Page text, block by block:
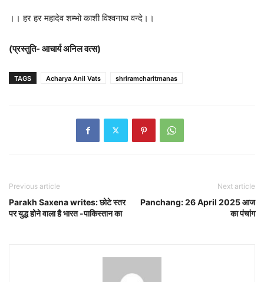
।। हर हर महादेव शम्भो काशी विश्वनाथ वन्दे।।
(प्रस्तुति- आचार्य अनिल वत्स)
TAGS Acharya Anil Vats shriramcharitmanas
Previous article
Parakh Saxena writes: छोटे स्तर
पर युद्ध होने वाला है भारत -पाकिस्तान का
Next article
Panchang: 26 April 2025 आज
का पंचांग